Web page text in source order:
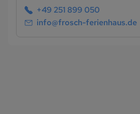
+49 251 899 050
info@frosch-ferienhaus.de